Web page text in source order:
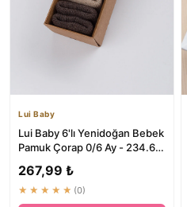
Lui Baby
Lui Baby 6'lı Yenidoğan Bebek
Pamuk Çorap 0/6 Ay - 234.64
267,99 ₺
★★★★★ (0)